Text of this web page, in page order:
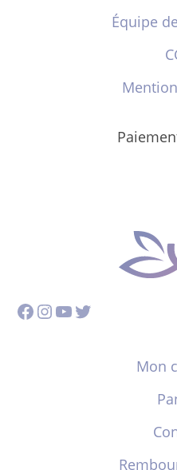
Équipe
Facebook
Instagram
YouTube
Twitter
Mon